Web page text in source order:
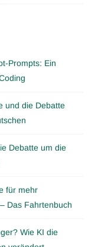
Prompts: Ein
und die Debatte
Debatte um die
für mehr
Das Fahrtenbuch
Wie KI die